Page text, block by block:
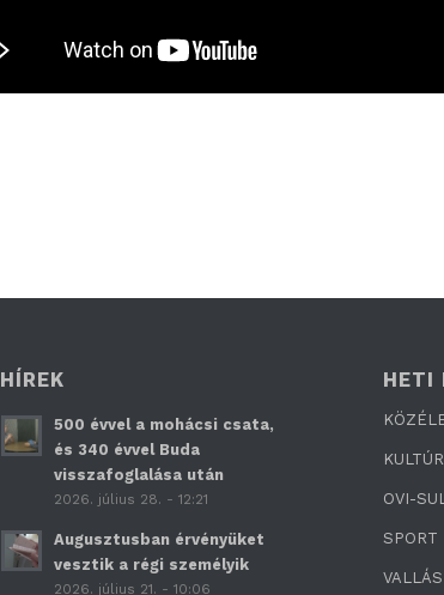
HÍREK
500 évvel a mohácsi csata,
és 340 évvel Buda
visszafoglalása után
2026. július 28. - 12:21
Augusztusban érvényüket
vesztik a régi személyik
2026. július 21. - 10:06
HETI
OVI-
SPORT
VALLÁS